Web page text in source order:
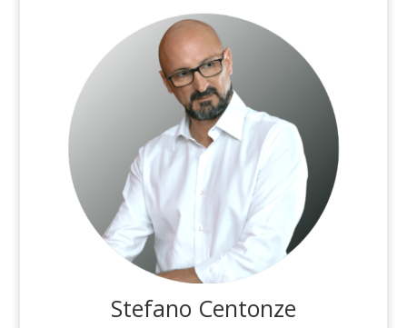
Stefano Centonze